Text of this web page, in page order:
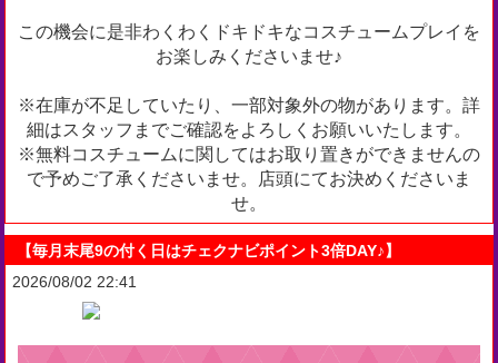
この機会に是非わくわくドキドキなコスチュームプレイを
お楽しみくださいませ♪
※在庫が不足していたり、一部対象外の物があります。詳
細はスタッフまでご確認をよろしくお願いいたします。
※無料コスチュームに関してはお取り置きができませんの
で予めご了承くださいませ。店頭にてお決めくださいま
せ。
【毎月末尾9の付く日はチェクナビポイント3倍DAY♪】
2026/08/02 22:41